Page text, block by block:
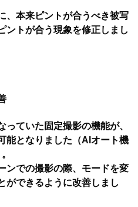
、本来ピントが合うべき被写
ントが合う現象を修正しまし
っていた固定撮影の機能が、
能となりました（AIオート機
ンでの撮影の際、モードを変
ができるように改善しまし